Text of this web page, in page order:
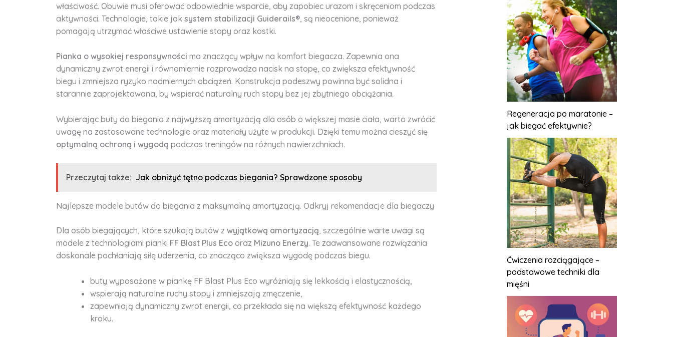
właściwość. Obuwie musi oferować odpowiednie wsparcie, aby zapobiec urazom i skręceniom podczas
aktywności. Technologie, takie jak system stabilizacji Guiderails® , są nieocenione, ponieważ
pomagają utrzymać właściwe ustawienie stopy oraz kostki.
Pianka o wysokiej responsywności ma znaczący wpływ na komfort biegacza. Zapewnia ona
dynamiczny zwrot energii i równomiernie rozprowadza nacisk na stopę, co zwiększa efektywność
biegu i zmniejsza ryzyko nadmiernych obciążeń. Konstrukcja podeszwy powinna być solidna i
starannie zaprojektowana, by wspierać naturalny ruch stopy bez jej zbytniego obciążania.
Wybierając buty do biegania z najwyższą amortyzacją dla osób o większej masie ciała, warto zwrócić
uwagę na zastosowane technologie oraz materiały użyte w produkcji. Dzięki temu można cieszyć się
optymalną ochroną i wygodą podczas treningów na różnych nawierzchniach.
Przeczytaj także: Jak obniżyć tętno podczas biegania? Sprawdzone sposoby
Najlepsze modele butów do biegania z maksymalną amortyzacją. Odkryj rekomendacje dla biegaczy
Dla osób biegających, które szukają butów z wyjątkową amortyzacją, szczególnie warte uwagi są
modele z technologiami pianki FF Blast Plus Eco oraz Mizuno Enerzy. Te zaawansowane rozwiązania
doskonale pochłaniają siłę uderzenia, co znacząco zwiększa wygodę podczas biegu.
buty wyposażone w piankę FF Blast Plus Eco wyróżniają się lekkością i elastycznością,
wspierają naturalne ruchy stopy i zmniejszają zmęczenie,
zapewniają dynamiczny zwrot energii, co przekłada się na większą efektywność każdego
kroku.
Regeneracja po maratonie –
jak biegać efektywnie?
Ćwiczenia rozciągające –
podstawowe techniki dla
mięśni